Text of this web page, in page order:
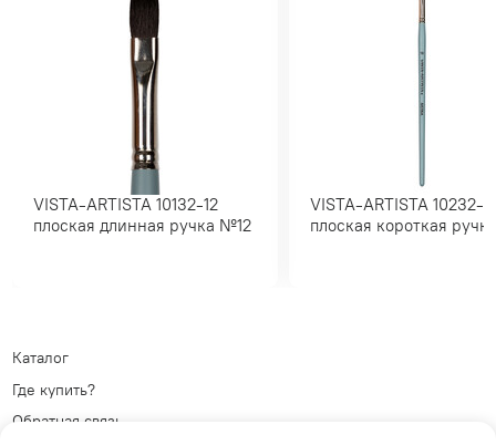
VISTA-ARTISTA 10132-12
плоская длинная ручка №12
VISTA-ARTISTA 10232-10
плоская короткая
Каталог
Где купить?
Обратная связь